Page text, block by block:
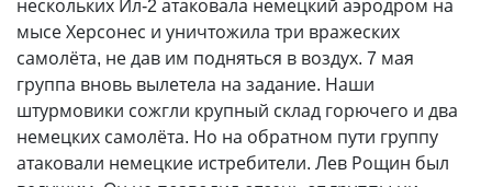
нескольких Ил-2 атаковала немецкий аэродром на
мысе Херсонес и уничтожила три вражеских
самолёта, не дав им подняться в воздух. 7 мая
группа вновь вылетела на задание. Наши
штурмовики сожгли крупный склад горючего и два
немецких самолёта. Но на обратном пути группу
атаковали немецкие истребители. Лев Рощин был